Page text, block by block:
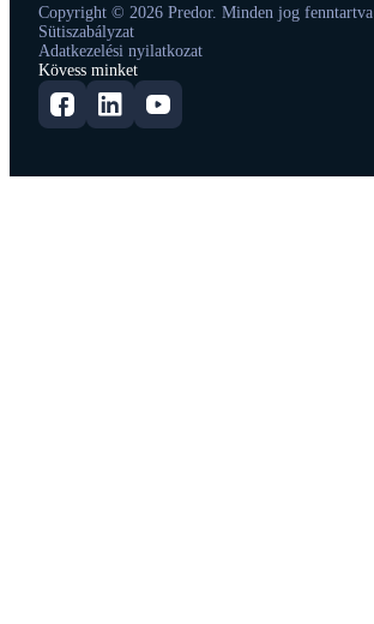
Copyright © 2026 Predor. Minden jog fenntartva
Sütiszabályzat
Adatkezelési nyilatkozat
Kövess minket